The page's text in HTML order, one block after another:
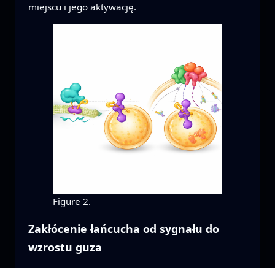
miejscu i jego aktywację.
Figure 2.
Zakłócenie łańcucha od sygnału do
wzrostu guza